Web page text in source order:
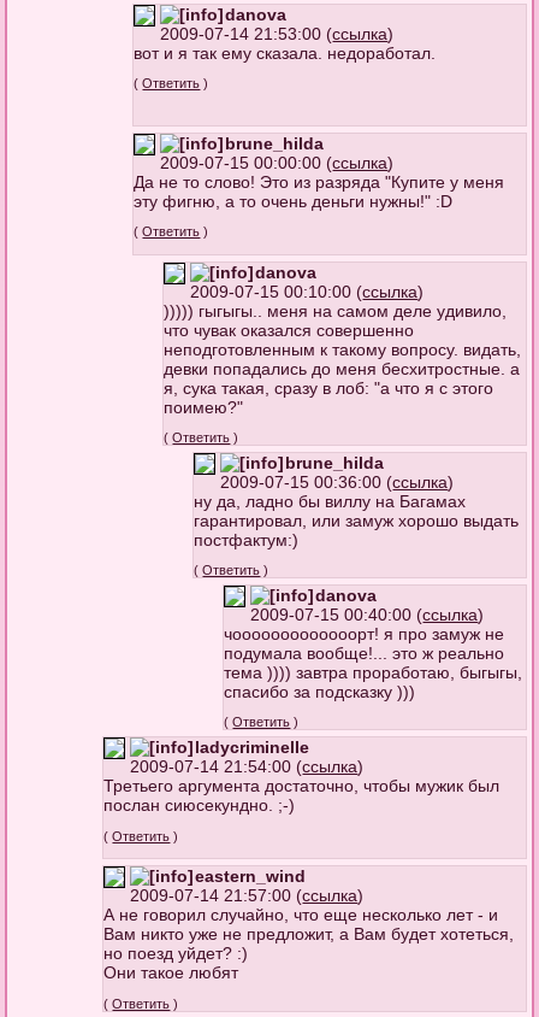
danova
2009-07-14 21:53:00 (ссылка)
вот и я так ему сказала. недоработал.
(Ответить )
brune_hilda
2009-07-15 00:00:00 (ссылка)
Да не то слово! Это из разряда "Купите у меня
эту фигню, а то очень деньги нужны!" :D
(Ответить )
danova
2009-07-15 00:10:00 (ссылка)
))))) гыгыгы.. меня на самом деле удивило,
что чувак оказался совершенно
неподготовленным к такому вопросу. видать,
девки попадались до меня бесхитростные. а
я, сука такая, сразу в лоб: "а что я с этого
поимею?"
(Ответить )
brune_hilda
2009-07-15 00:36:00 (ссылка)
ну да, ладно бы виллу на Багамах
гарантировал, или замуж хорошо выдать
постфактум:)
(Ответить )
danova
2009-07-15 00:40:00 (ссылка)
чооооооооооооорт! я про замуж не
подумала вообще!... это ж реально
тема )))) завтра проработаю, быгыгы,
спасибо за подсказку )))
(Ответить )
ladycriminelle
2009-07-14 21:54:00 (ссылка)
Третьего аргумента достаточно, чтобы мужик был
послан сиюсекундно. ;-)
(Ответить )
eastern_wind
2009-07-14 21:57:00 (ссылка)
А не говорил случайно, что еще несколько лет - и
Вам никто уже не предложит, а Вам будет хотеться,
но поезд уйдет? :)
Они такое любят
(Ответить )